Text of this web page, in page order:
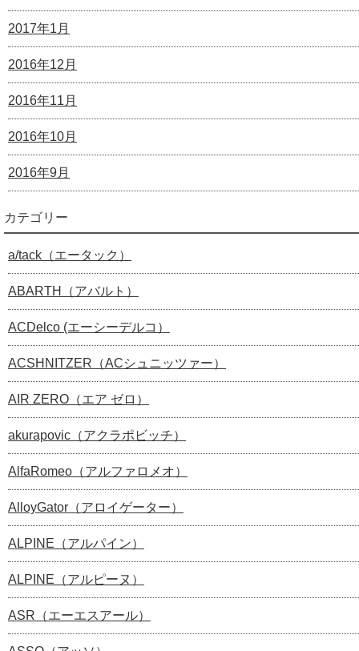
2017年1月
2016年12月
2016年11月
2016年10月
2016年9月
カテゴリー
a/tack（エータック）
ABARTH（アバルト）
ACDelco (エーシーデルコ）
ACSHNITZER（ACシュニッツァー）
AIR ZERO（エア ゼロ）
akurapovic（アクラポビッチ）
AlfaRomeo（アルファロメオ）
AlloyGator（アロイゲーター）
ALPINE（アルパイン）
ALPINE（アルピーヌ）
ASR（エーエスアール）